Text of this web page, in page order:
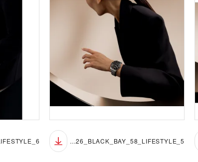
TUDOR_NP26_BLACK_BAY_58_LIFESTYLE_5